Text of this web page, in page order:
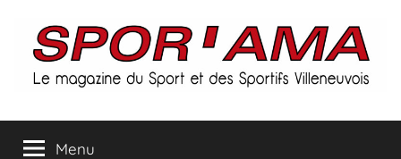
contenu
Spor'ama
Menu